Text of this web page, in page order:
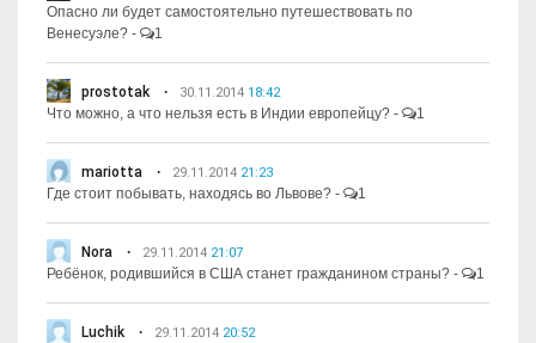
Опасно ли будет самостоятельно путешествовать по
Венесуэле? - 1
prostotak 30.11.2014 18:42
Что можно, а что нельзя есть в Индии европейцу? - 1
mariotta 29.11.2014 21:23
Где стоит побывать, находясь во Львове? - 1
Nora 29.11.2014 21:07
Ребёнок, родившийся в США станет гражданином страны? - 1
Luchik 29.11.2014 20:52